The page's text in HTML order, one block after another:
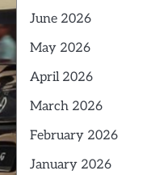
June 2026
May 2026
April 2026
March 2026
February 2026
January 2026